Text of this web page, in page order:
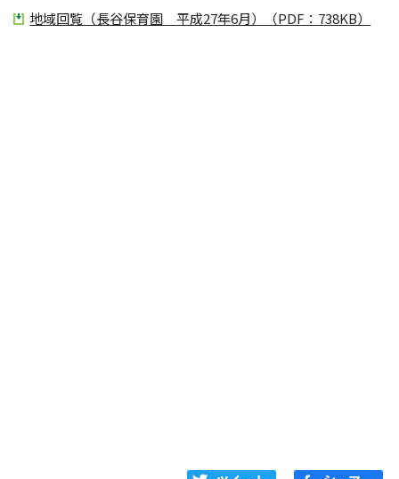
地域回覧（長谷保育園 平成27年6月）（PDF：738KB）